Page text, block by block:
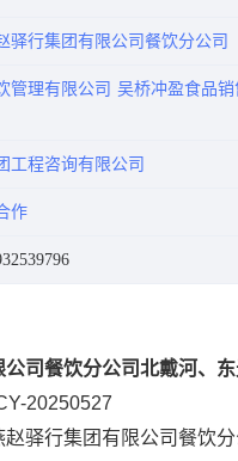
驿行集团有限公司餐饮分公司
管理有限公司 吴桥冲盈食品销
工程咨询有限公司
作
司餐饮分公司北戴河、
20250527
驿行集团有限公司餐饮